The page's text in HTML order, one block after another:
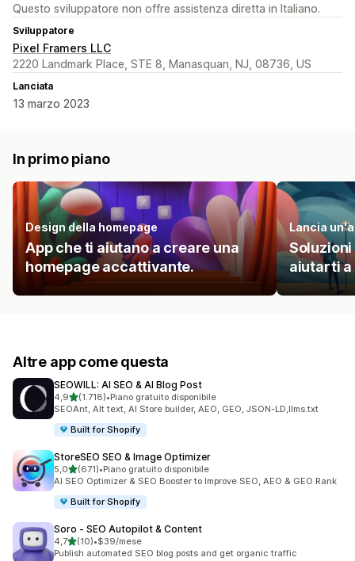
Questo sviluppatore non offre assistenza diretta in Italiano.
Sviluppatore
Pixel Framers LLC
2220 Landmark Place, STE 8, Manasquan, NJ, 08736, US
Lanciata
13 marzo 2023
In primo piano
Design della homepage
App che ti aiutano a creare una
homepage accattivante.
Lancia
aiutarti a
Altre app come questa
SEOWILL: AI SEO & AI Blog Post
4,9stelle su 5
(1.718)
1718 recensioni totali
•Piano gratuito disponibile
SEOAnt, Alt text, AI Store builder, AEO, GEO, JSON-LD,llms.txt
Built for Shopify
StoreSEO SEO & Image Optimizer
5,0stelle su 5
(671)
671 recensioni totali
•Piano gratuito disponibile
AI SEO Optimizer & SEO Booster to Improve SEO, AEO & GEO Rank
Built for Shopify
Soro ‑ SEO Autopilot & Content
4,7stelle su 5
(10)
10 recensioni totali
•$39/mese
Publish automated SEO blog posts and get organic traffic